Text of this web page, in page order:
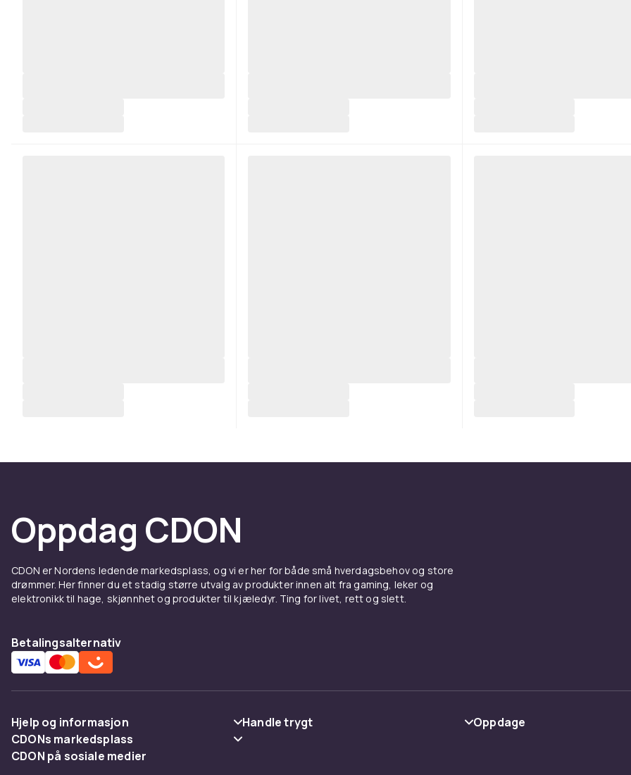
Oppdag CDON
CDON er Nordens ledende markedsplass, og vi er her for både små hverdagsbehov og store
drømmer. Her finner du et stadig større utvalg av produkter innen alt fra gaming, leker og
elektronikk til hage, skjønnhet og produkter til kjæledyr. Ting for livet, rett og slett.
Betalingsalternativ
Hjelp og informasjon
Vanlige spørsmål
Handle trygt
Oppdage
CDONs markedsplass
Merchant Help Center
CDON på sosiale medier